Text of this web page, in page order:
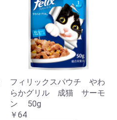
フィリックスパウチ やわ
らかグリル 成猫 サーモ
ン 50g
￥64